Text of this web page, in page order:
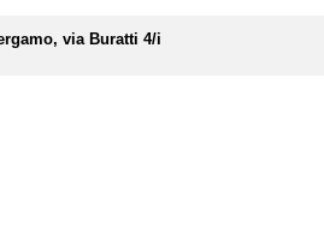
via Buratti 4/i